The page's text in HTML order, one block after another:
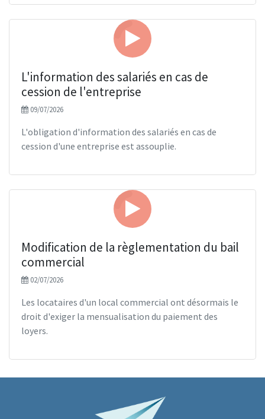
L'information des salariés en cas de
cession de l'entreprise
09/07/2026
L'obligation d'information des salariés en cas de
cession d'une entreprise est assouplie.
Modification de la règlementation du bail
commercial
02/07/2026
Les locataires d'un local commercial ont désormais le
droit d'exiger la mensualisation du paiement des
loyers.